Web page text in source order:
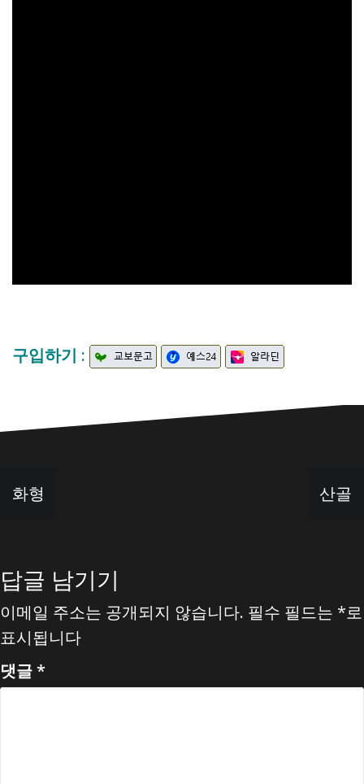
구입하기 :
글
탐화형 산골
답글 남기기
이메일 주소는 공개되지 않습니다. 필수 필드는 *로
표시됩니다
댓글*